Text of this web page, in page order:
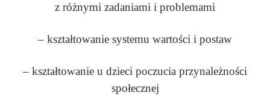
z różnymi zadaniami i problemami
– kształtowanie systemu wartości i postaw
– kształtowanie u dzieci poczucia przynależności
społecznej